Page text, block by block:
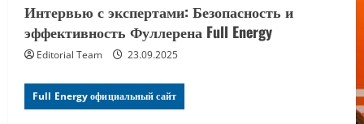
Интервью с экспертами: Безопасность и
эффективность Фуллерена Full Energy
Editorial Team 23.09.2025
Full Energy официальный сайт